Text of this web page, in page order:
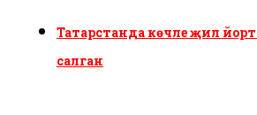
Татарстанда көчле җил
салган